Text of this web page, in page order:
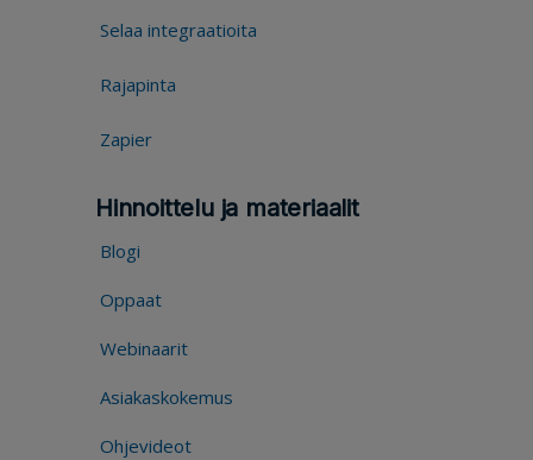
Selaa integraatioita
Rajapinta
Zapier
Hinnoittelu ja materiaalit
Blogi
Oppaat
Webinaarit
Asiakaskokemus
Ohjevideot